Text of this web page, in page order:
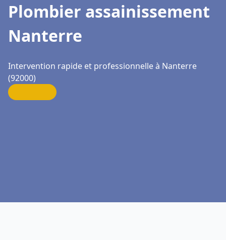
Plombier assainissement
Nanterre
Intervention rapide et professionnelle à Nanterre
(92000)